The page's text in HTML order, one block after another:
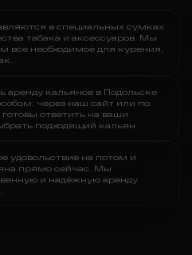
в специальных сумках
табака и аксессуаров. Мы
все необходимое для курения,
кальянов в Подольске
через наш сайт или по
ответить на ваши
подходящий кальян.
удовольствие на потом и
прямо сейчас. Мы
и надёжную аренду